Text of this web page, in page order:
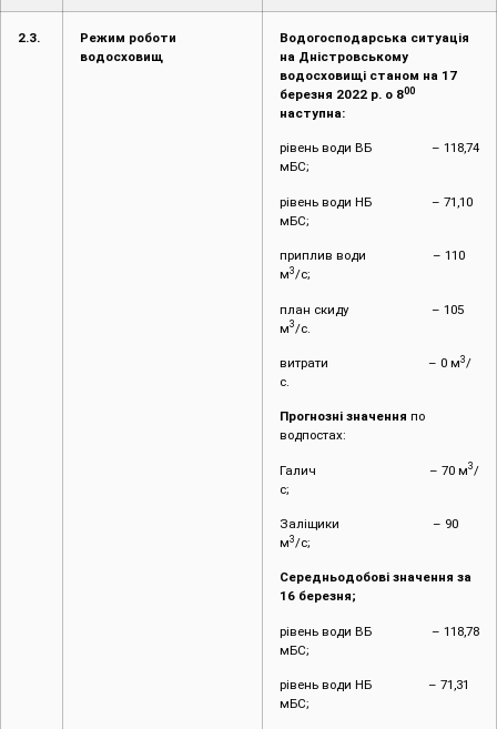
2.3.
Режим роботи
водосховищ
Водогосподарська ситуація
на Дністровському
водосховищі станом на 1 7
березня 2022 р. о 800
наступна:
рівень води ВБ – 118,74
мБС;
рівень води НБ – 71,10
мБС;
приплив води – 110
м3/с;
план скиду – 105
м3/с.
витрати – 0 м3/
с.
Прогнозні значення по
водпостах:
Галич – 70 м3/
с;
Заліщики – 90
м3/с;
Середньодобові значення за
16 березня;
рівень води ВБ – 118,78
мБС;
рівень води НБ – 71,31
мБС;